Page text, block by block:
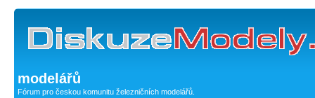
modelářů
Fórum pro českou komunitu železničních modelářů.